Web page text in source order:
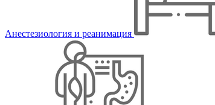
Анестезиология и реанимация